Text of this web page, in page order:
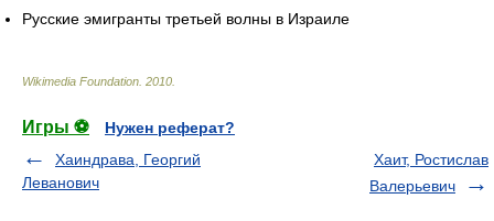
Русские эмигранты третьей волны в Израиле
Wikimedia Foundation 2010
Игры ⚽
Нужен реферат?
Хаиндрава, Георгий
Леванович
Хаит, Ростислав
Валерьевич